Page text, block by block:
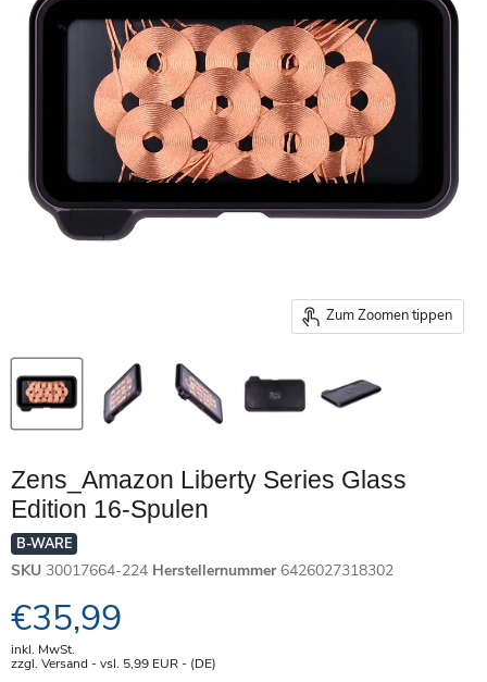
Zum Zoomen tippen
Zens_Amazon Liberty Series Glass
Edition 16-Spulen
B-WARE
SKU 30017664-224 Herstellernummer 6426027318302
Aktueller Preis
€35,99
inkl. MwSt.
zzgl. Versand - vsl. 5,99 EUR- (DE)